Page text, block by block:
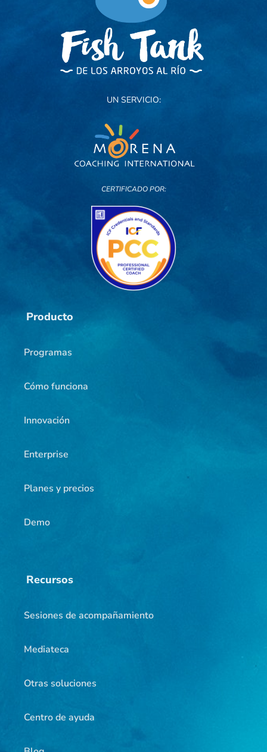
UN SERVICIO:
CERTIFICADO POR:
Producto
Programas
Cómo funciona
Innovación
Enterprise
Planes y precios
Demo
Recursos
Sesiones de acompañamiento
Mediateca
Otras soluciones
Centro de ayuda